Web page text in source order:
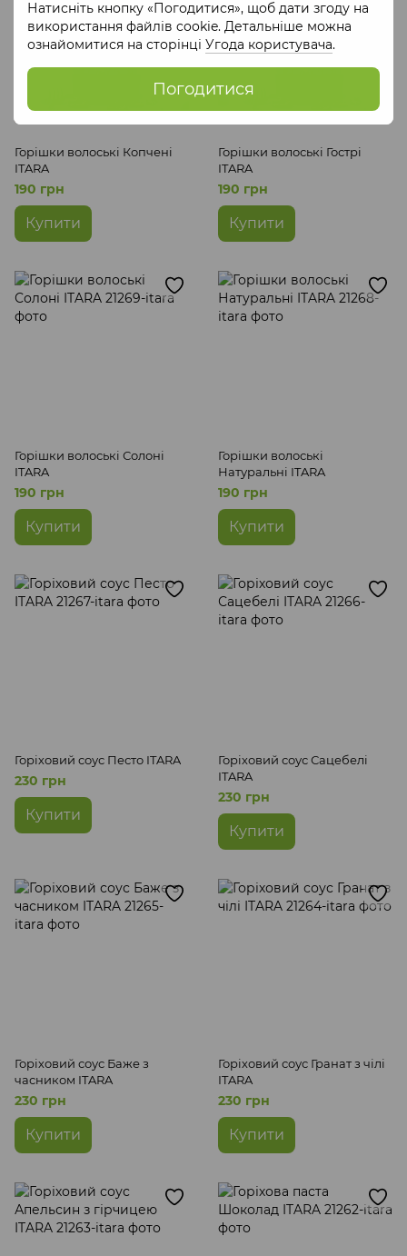
Натисніть кнопку «Погодитися», щоб дати згоду на
використання файлів cookie. Детальніше можна
ознайомитися на сторінці Угода користувача.
Погодитися
Горішки волоські Копчені
ITARA
190 грн
Купити
Горішки волоські Гострі
ITARA
190 грн
Купити
Горішки волоські Солоні
ITARA
190 грн
Купити
Горішки волоські
Натуральні ITARA
190 грн
Купити
Горіховий соус Песто ITARA
230 грн
Купити
Горіховий соус Сацебелі
ITARA
230 грн
Купити
Горіховий соус Баже з
часником ITARA
230 грн
Купити
Горіховий соус Гранат з чілі
ITARA
230 грн
Купити